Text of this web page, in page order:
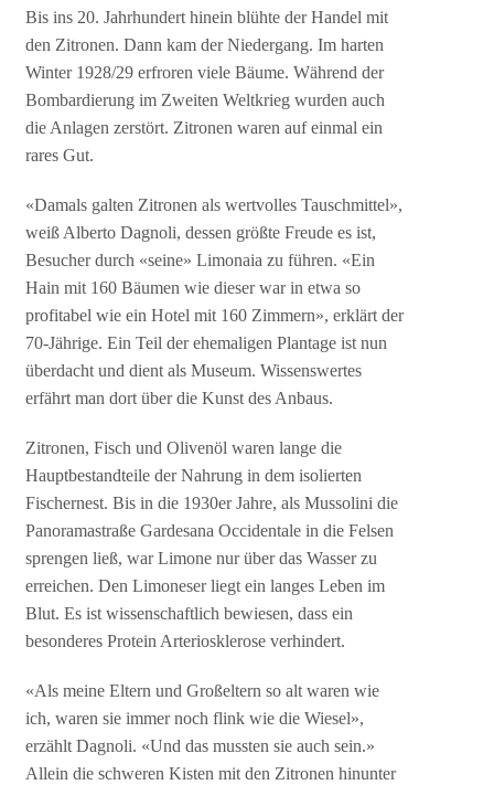
Bis ins 20. Jahrhundert hinein blühte der Handel mit
den Zitronen. Dann kam der Niedergang. Im harten
Winter 1928/29 erfroren viele Bäume. Während der
Bombardierung im Zweiten Weltkrieg wurden auch
die Anlagen zerstört. Zitronen waren auf einmal ein
rares Gut.
«Damals galten Zitronen als wertvolles Tauschmittel»,
weiß Alberto Dagnoli, dessen größte Freude es ist,
Besucher durch «seine» Limonaia zu führen. «Ein
Hain mit 160 Bäumen wie dieser war in etwa so
profitabel wie ein Hotel mit 160 Zimmern», erklärt der
70-Jährige. Ein Teil der ehemaligen Plantage ist nun
überdacht und dient als Museum. Wissenswertes
erfährt man dort über die Kunst des Anbaus.
Zitronen, Fisch und Olivenöl waren lange die
Hauptbestandteile der Nahrung in dem isolierten
Fischernest. Bis in die 1930er Jahre, als Mussolini die
Panoramastraße Gardesana Occidentale in die Felsen
sprengen ließ, war Limone nur über das Wasser zu
erreichen. Den Limoneser liegt ein langes Leben im
Blut. Es ist wissenschaftlich bewiesen, dass ein
besonderes Protein Arteriosklerose verhindert.
«Als meine Eltern und Großeltern so alt waren wie
ich, waren sie immer noch flink wie die Wiesel»,
erzählt Dagnoli. «Und das mussten sie auch sein.»
Allein die schweren Kisten mit den Zitronen hinunter